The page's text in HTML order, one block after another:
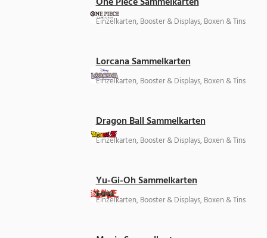
Einzelkarten, Booster & Displays, Boxen & Tins
Lorcana Sammelkarten
Einzelkarten, Booster & Displays, Boxen & Tins
Dragon Ball Sammelkarten
Einzelkarten, Booster & Displays, Boxen & Tins
Yu-Gi-Oh Sammelkarten
Einzelkarten, Booster & Displays, Boxen & Tins